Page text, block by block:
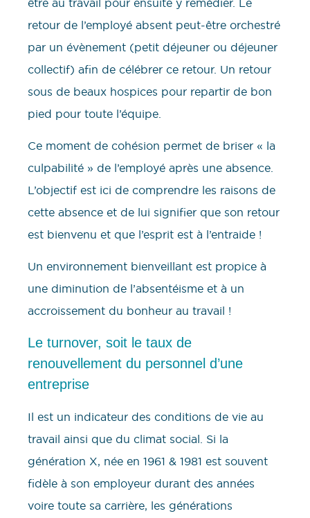
retour de l’employé absent peut-être orchestré
par un évènement (petit déjeuner ou déjeuner
collectif) afin de célébrer ce retour. Un retour
sous de beaux hospices pour repartir de bon
pied pour toute l’équipe.
Ce moment de cohésion permet de briser « la
culpabilité » de l’employé après une absence.
L’objectif est ici de comprendre les raisons de
cette absence et de lui signifier que son retour
est bienvenu et que l’esprit est à l’entraide !
Un environnement bienveillant est propice à
une diminution de l’absentéisme et à un
accroissement du bonheur au travail !
Le turnover, soit le taux de
renouvellement du personnel d’une
entreprise
Il est un indicateur des conditions de vie au
travail ainsi que du climat social. Si la
génération X, née en 1961 & 1981 est souvent
fidèle à son employeur durant des années
voire toute sa carrière, les générations